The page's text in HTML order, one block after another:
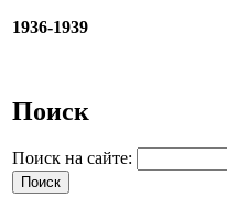
1936-1939
Поиск
Поиск на сайте: